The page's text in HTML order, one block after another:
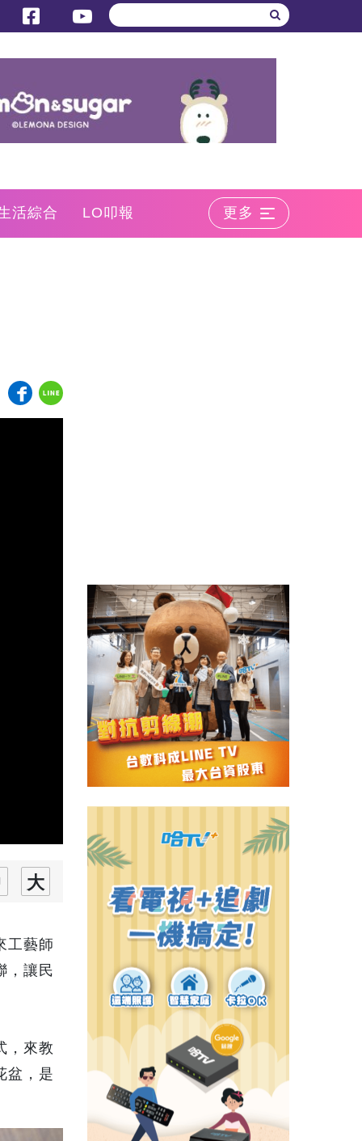
活綜合 LO叩報 更多
工藝師
，讓民
，來教
盆，是